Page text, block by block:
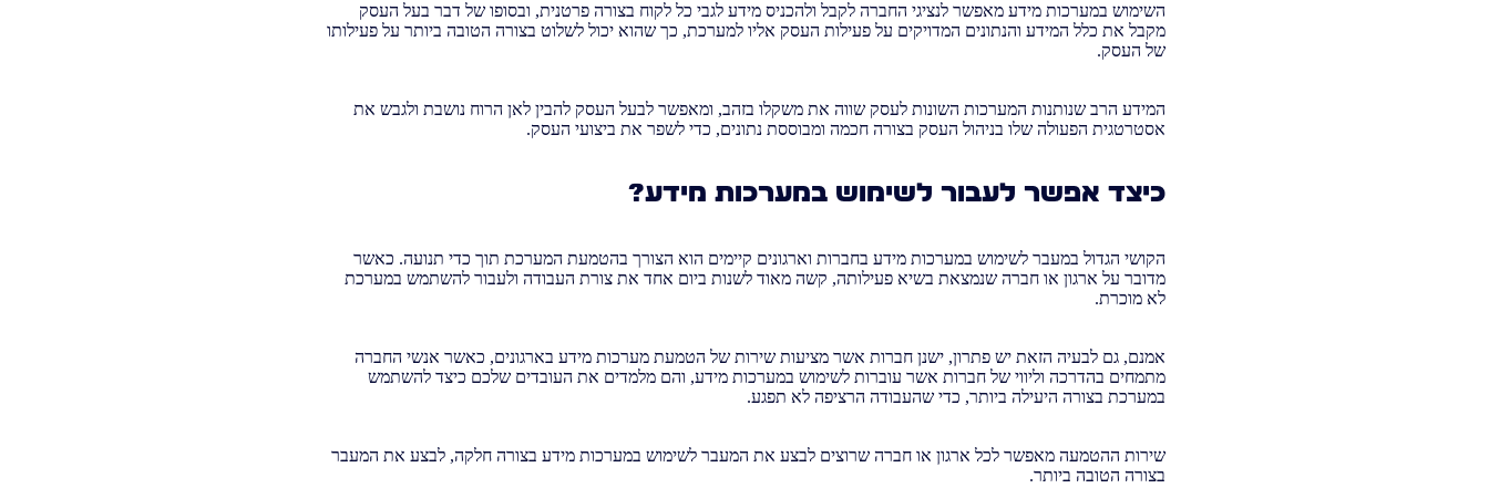
השימוש במערכות מידע מאפשר לנציגי החברה לקבל ולהכניס מידע לגבי כל לקוח בצורה פרטנית, ובסופו של דבר בעל העסק
מקבל את כלל המידע והנתונים המדויקים על פעילות העסק אליו למערכת, כך שהוא יכול לשלוט בצורה הטובה ביותר על פעילותו
של העסק.
המידע הרב שנותנות המערכות השונות לעסק שווה את משקלו בזהב, ומאפשר לבעל העסק להבין לאן הרוח נושבת ולגבש את
אסטרטגית הפעולה שלו בניהול העסק בצורה חכמה ומבוססת נתונים, כדי לשפר את ביצועי העסק.
כיצד אפשר לעבור לשימוש במערכות מידע?
הקושי הגדול במעבר לשימוש במערכות מידע בחברות וארגונים קיימים הוא הצורך בהטמעת המערכת תוך כדי תנועה. כאשר
מדובר על ארגון או חברה שנמצאת בשיא פעילותה, קשה מאוד לשנות ביום אחד את צורת העבודה ולעבור להשתמש במערכת
לא מוכרת.
אמנם, גם לבעיה הזאת יש פתרון, ישנן חברות אשר מציעות שירות של הטמעת מערכות מידע בארגונים, כאשר אנשי החברה
מתמחים בהדרכה וליווי של חברות אשר עוברות לשימוש במערכות מידע, והם מלמדים את העובדים שלכם כיצד להשתמש
במערכת בצורה היעילה ביותר, כדי שהעבודה הרציפה לא תפגע.
שירות ההטמעה מאפשר לכל ארגון או חברה שרוצים לבצע את המעבר לשימוש במערכות מידע בצורה חלקה, לבצע את המעבר
בצורה הטובה ביותר.